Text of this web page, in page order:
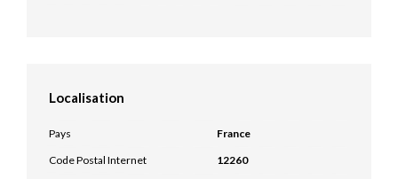
Localisation
Pays
France
Code Postal Internet
12260